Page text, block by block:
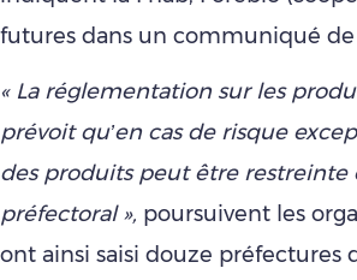
futures dans un communiqué
« La réglementation sur les
prévoit qu’en cas de risque
des produits peut être
préfectoral », poursuivent les
ont ainsi saisi douze préfectures